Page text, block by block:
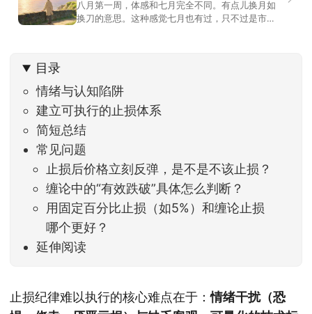
八月第一周，体感和七月完全不同。有点儿换月如
换刀的意思。这种感觉七月也有过，只不过是市场
家感受到了春天般的暖风。指数涨了百点，交易额
回暖到2
目录
情绪与认知陷阱
建立可执行的止损体系
简短总结
常见问题
止损后价格立刻反弹，是不是不该止损？
缠论中的“有效跌破”具体怎么判断？
用固定百分比止损（如5%）和缠论止损
哪个更好？
延伸阅读
止损纪律难以执行的核心难点在于：情绪干扰（恐